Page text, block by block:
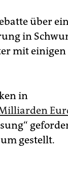
über
in
mit einigen
in
gestellt.